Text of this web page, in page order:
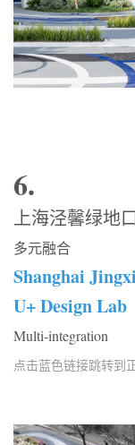
6.
上海泾馨绿地
多元融合
Shanghai
U+ Design Lab
Multi-integration
点击蓝色链接跳转到